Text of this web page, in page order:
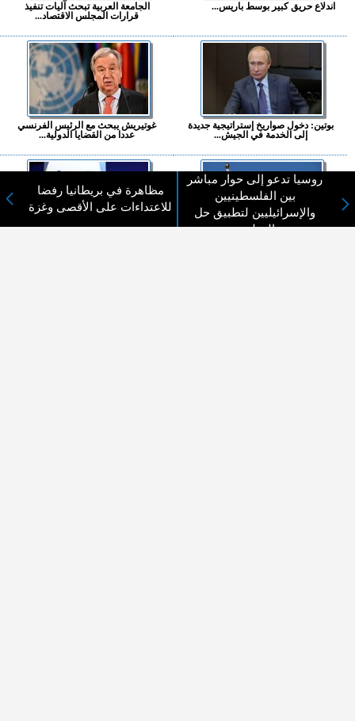
اندلاع حريق كبير بوسط باريس...
الجامعة العربية تبحث آليات تنفيذ
قرارات المجلس الاقتصاد...
بوتين: دخول صواريخ إستراتيجية جديدة
إلى الخدمة في الجيش...
غوتيريش يبحث مع الرئيس الفرنسي
عددا من القضايا الدولية...
روسيا تدعو إلى حوار مباشر
بين الفلسطينيين
والإسرائيليين لتطبيق حل
الدولتين
مظاهرة في بريطانيا رفضا
للاعتداءات على الأقصى وغزة